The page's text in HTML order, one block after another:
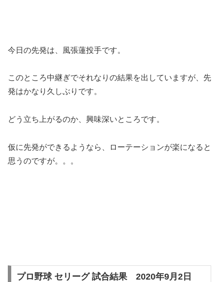
今日の先発は、風張蓮投手です。
このところ中継ぎでそれなりの結果を出していますが、先
発はかなり久しぶりです。
どう立ち上がるのか、興味深いところです。
仮に先発ができるようなら、ローテーションが楽になると
思うのですが。。。
プロ野球 セリーグ 試合結果 2020年9月2日